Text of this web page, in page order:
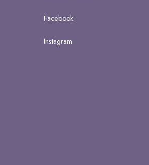
Facebook
Instagram